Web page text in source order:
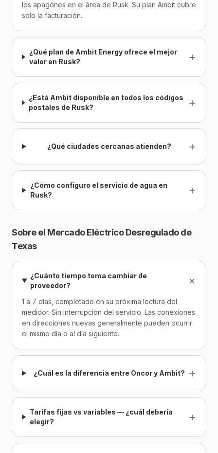
los apagones en el área de Rusk. Su plan Ambit cubre
solo la facturación.
¿Qué plan de Ambit Energy ofrece el mejor
valor en Rusk?
+
¿Está Ambit disponible en todos los códigos
postales de Rusk?
+
¿Qué ciudades cercanas atienden? +
¿Cómo configuro el servicio de agua en
Rusk?
+
Sobre el Mercado Eléctrico Desregulado de
Texas
¿Cuánto tiempo toma cambiar de
proveedor?
+
1 a 7 días, completado en su próxima lectura del
medidor. Sin interrupción del servicio. Las conexiones
en direcciones nuevas generalmente pueden ocurrir
el mismo día o al día siguiente.
¿Cuál es la diferencia entre Oncor y Ambit? +
Tarifas fijas vs variables — ¿cuál debería
elegir?
+